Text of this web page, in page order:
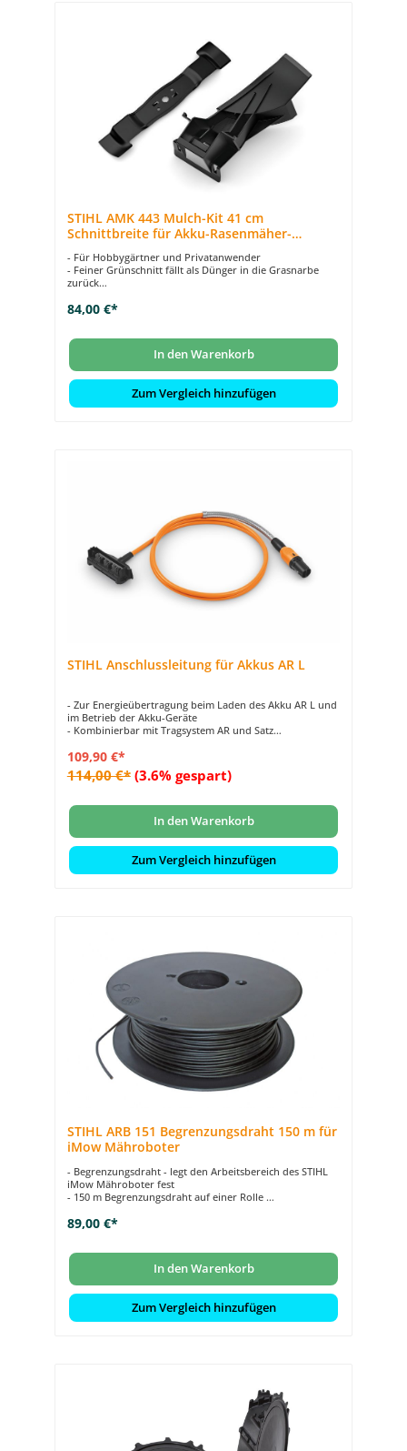
STIHL AMK 443 Mulch-Kit 41 cm
Schnittbreite für Akku-Rasenmäher-
- Für Hobbygärtner und Privatanwender
- Feiner Grünschnitt fällt als Dünger in die Grasnarbe
zurück
Schnittbreiten von 41 cm
84,00 €*
In den Warenkorb
Zum Vergleich hinzufügen
STIHL Anschlussleitung für Akkus AR L
- Zur Energieübertragung beim Laden des Akku AR L und
im Betrieb der Akku-Geräte
- Kombinierbar mit Tragsystem AR und Satz
- Kabellänge 180 cm
109,90 €*
114,00 €* (3.6% gespart)
In den Warenkorb
Zum Vergleich hinzufügen
STIHL ARB 151 Begrenzungsdraht 150 m für
iMow Mähroboter
- Begrenzungsdraht - legt den Arbeitsbereich des STIHL
iMow Mähroboter fest
- 150 m Begrenzungsdraht auf einer Rolle
89,00 €*
In den Warenkorb
Zum Vergleich hinzufügen